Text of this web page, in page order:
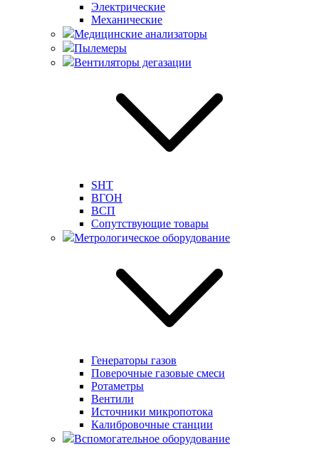
Электрические
Механические
Медицинские анализаторы
Пылемеры
Вентиляторы дегазации
SHT
ВГОН
ВСП
Сопутствующие товары
Метрологическое оборудование
Генераторы газов
Поверочные газовые смеси
Ротаметры
Вентили
Источники микропотока
Калибровочные станции
Вспомогательное оборудование